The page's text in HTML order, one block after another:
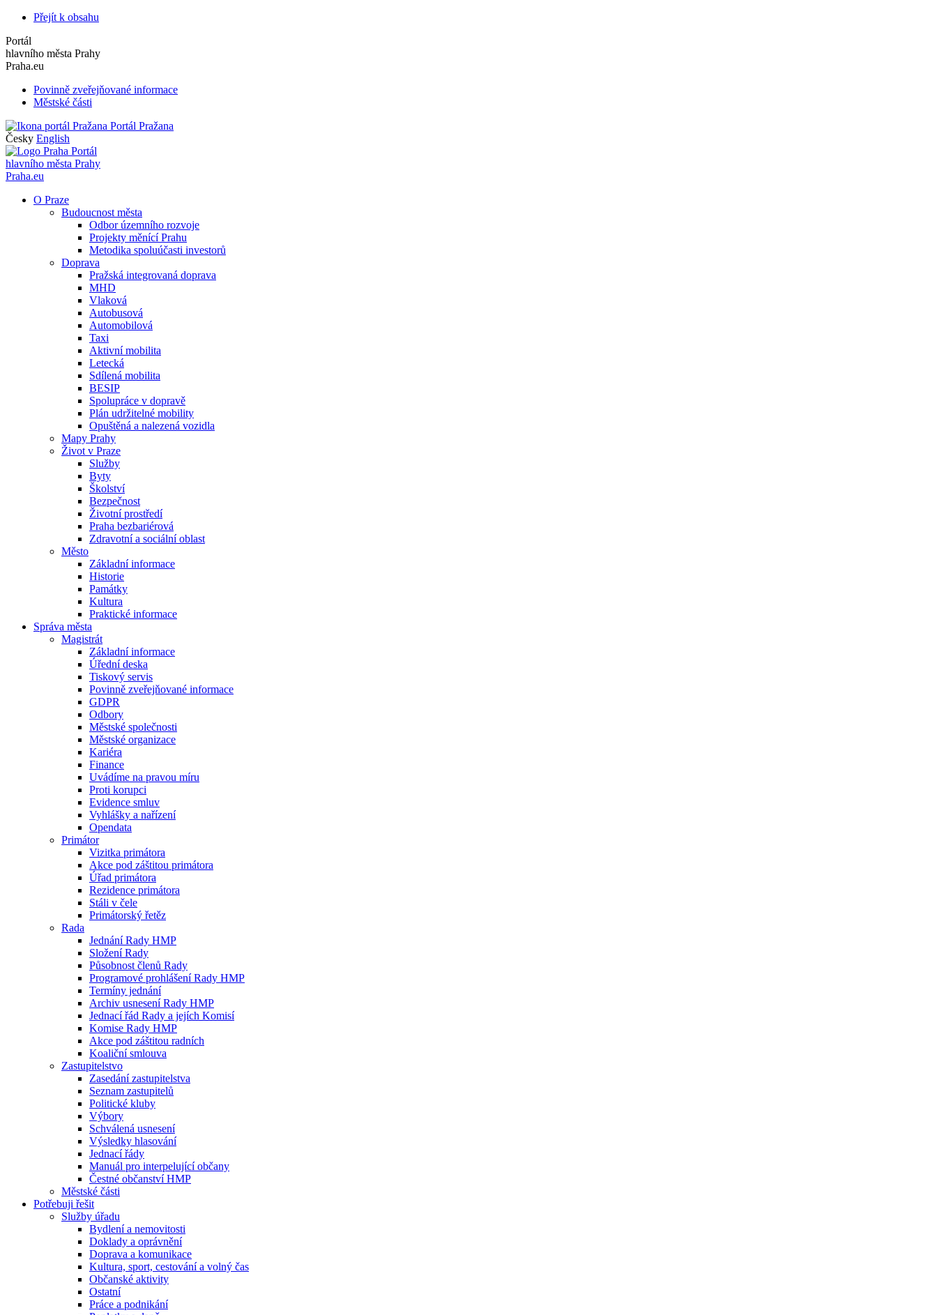
Přejít k obsahu
Portál
hlavního města Prahy
Praha.eu
Povinně zveřejňované informace
Městské části
Portál Pražana
Česky English
Portál
hlavního města Prahy
Praha.eu
O Praze
Budoucnost města
Odbor územního rozvoje
Projekty měnící Prahu
Metodika spoluúčasti investorů
Doprava
Pražská integrovaná doprava
MHD
Vlaková
Autobusová
Automobilová
Taxi
Aktivní mobilita
Letecká
Sdílená mobilita
BESIP
Spolupráce v dopravě
Plán udržitelné mobility
Opuštěná a nalezená vozidla
Mapy Prahy
Život v Praze
Služby
Byty
Školství
Bezpečnost
Životní prostředí
Praha bezbariérová
Zdravotní a sociální oblast
Město
Základní informace
Historie
Památky
Kultura
Praktické informace
Správa města
Magistrát
Základní informace
Úřední deska
Tiskový servis
Povinně zveřejňované informace
GDPR
Odbory
Městské společnosti
Městské organizace
Kariéra
Finance
Uvádíme na pravou míru
Proti korupci
Evidence smluv
Vyhlášky a nařízení
Opendata
Primátor
Vizitka primátora
Akce pod záštitou primátora
Úřad primátora
Rezidence primátora
Stáli v čele
Primátorský řetěz
Rada
Jednání Rady HMP
Složení Rady
Působnost členů Rady
Programové prohlášení Rady HMP
Termíny jednání
Archiv usnesení Rady HMP
Jednací řád Rady a jejích Komisí
Komise Rady HMP
Akce pod záštitou radních
Koaliční smlouva
Zastupitelstvo
Zasedání zastupitelstva
Seznam zastupitelů
Politické kluby
Výbory
Schválená usnesení
Výsledky hlasování
Jednací řády
Manuál pro interpelující občany
Čestné občanství HMP
Městské části
Potřebuji řešit
Služby úřadu
Bydlení a nemovitosti
Doklady a oprávnění
Doprava a komunikace
Kultura, sport, cestování a volný čas
Občanské aktivity
Ostatní
Práce a podnikání